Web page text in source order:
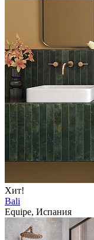
Хит!
Bali
Equipe, Испания